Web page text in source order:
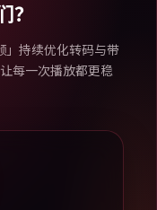
？
」持续优化转码与带
每一次播放都更稳